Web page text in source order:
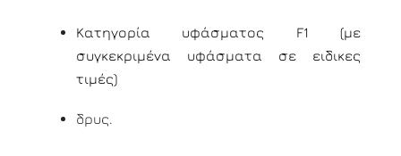
Κατηγορία υφάσματος F1 (με
συγκεκριμένα υφάσματα σε ειδικες
τιμές)
δρυς.